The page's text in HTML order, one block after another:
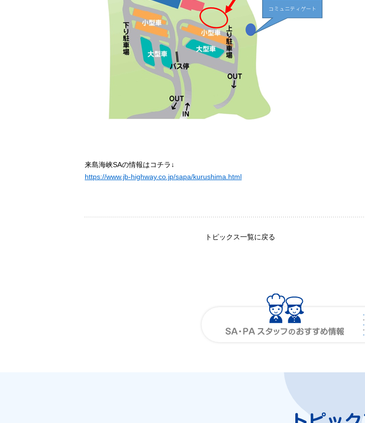
来島海峡SAの情報はコチラ↓
https://www.jb-highway.co.jp/sapa/kurushima.html
トピックス一覧に戻る